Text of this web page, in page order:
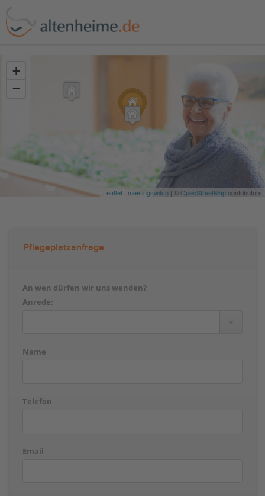
+
−
Leaflet | meetingswitch | ©OpenStreetMapcontributors
Pflegeplatzanfrage
An wen dürfen wir uns wenden?
Anrede:
Name
Telefon
Email